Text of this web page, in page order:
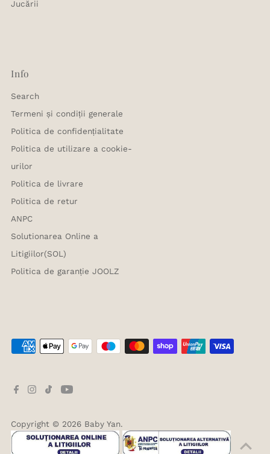
Jucării
Info
Search
Termeni și condiții generale
Politica de confidențialitate
Politica de utilizare a cookie-
urilor
Politica de livrare
Politica de retur
ANPC
Solutionarea Online a
Litigiilor(SOL)
Politica de garanție JOOLZ
Copyright © 2026 Baby Yan.